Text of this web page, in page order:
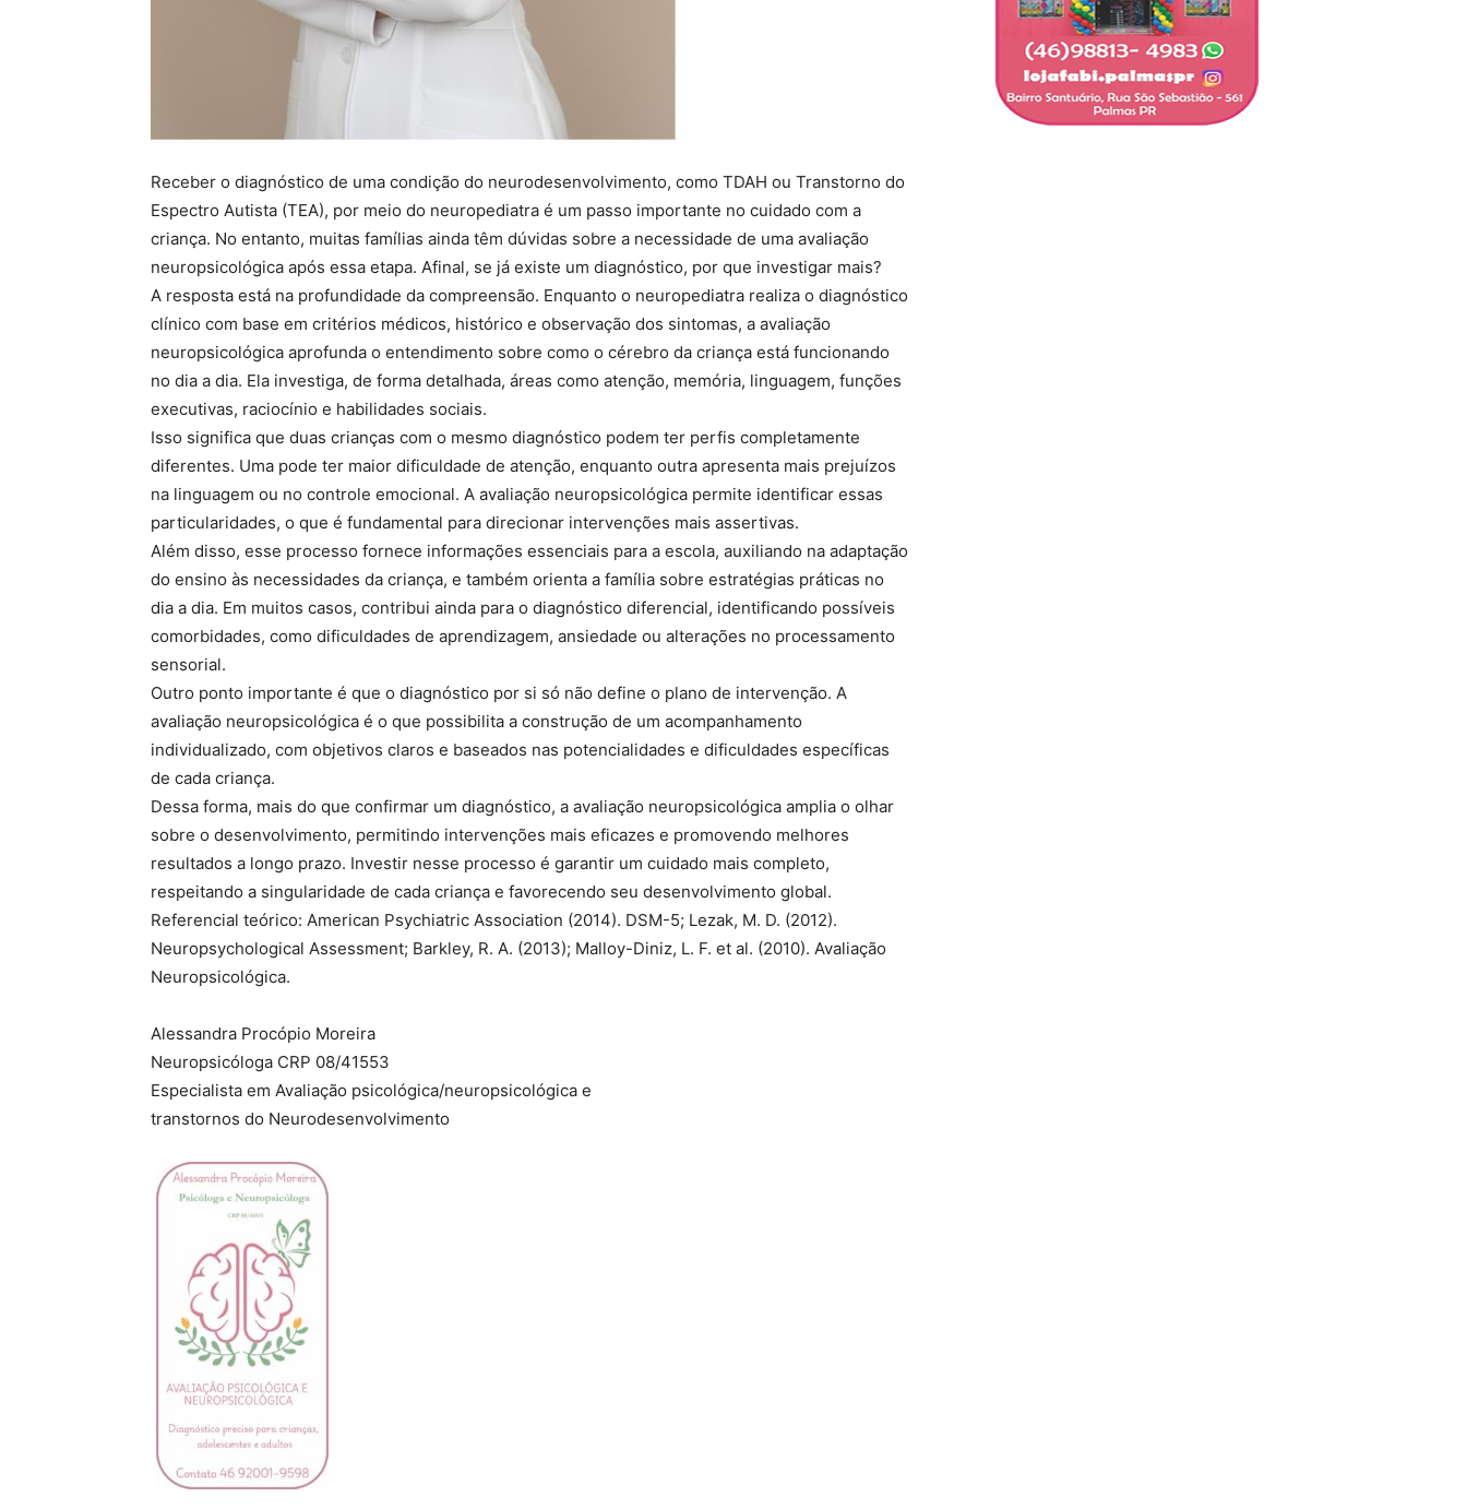
Receber o diagnóstico de uma condição do neurodesenvolvimento, como TDAH ou Transtorno do
Espectro Autista (TEA), por meio do neuropediatra é um passo importante no cuidado com a
criança. No entanto, muitas famílias ainda têm dúvidas sobre a necessidade de uma avaliação
neuropsicológica após essa etapa. Afinal, se já existe um diagnóstico, por que investigar mais?
A resposta está na profundidade da compreensão. Enquanto o neuropediatra realiza o diagnóstico
clínico com base em critérios médicos, histórico e observação dos sintomas, a avaliação
neuropsicológica aprofunda o entendimento sobre como o cérebro da criança está funcionando
no dia a dia. Ela investiga, de forma detalhada, áreas como atenção, memória, linguagem, funções
executivas, raciocínio e habilidades sociais.
Isso significa que duas crianças com o mesmo diagnóstico podem ter perfis completamente
diferentes. Uma pode ter maior dificuldade de atenção, enquanto outra apresenta mais prejuízos
na linguagem ou no controle emocional. A avaliação neuropsicológica permite identificar essas
particularidades, o que é fundamental para direcionar intervenções mais assertivas.
Além disso, esse processo fornece informações essenciais para a escola, auxiliando na adaptação
do ensino às necessidades da criança, e também orienta a família sobre estratégias práticas no
dia a dia. Em muitos casos, contribui ainda para o diagnóstico diferencial, identificando possíveis
comorbidades, como dificuldades de aprendizagem, ansiedade ou alterações no processamento
sensorial.
Outro ponto importante é que o diagnóstico por si só não define o plano de intervenção. A
avaliação neuropsicológica é o que possibilita a construção de um acompanhamento
individualizado, com objetivos claros e baseados nas potencialidades e dificuldades específicas
de cada criança.
Dessa forma, mais do que confirmar um diagnóstico, a avaliação neuropsicológica amplia o olhar
sobre o desenvolvimento, permitindo intervenções mais eficazes e promovendo melhores
resultados a longo prazo. Investir nesse processo é garantir um cuidado mais completo,
respeitando a singularidade de cada criança e favorecendo seu desenvolvimento global.
Referencial teórico: American Psychiatric Association (2014). DSM-5; Lezak, M. D. (2012).
Neuropsychological Assessment; Barkley, R. A. (2013); Malloy-Diniz, L. F. et al. (2010). Avaliação
Neuropsicológica.
Alessandra Procópio Moreira
Neuropsicóloga CRP 08/41553
Especialista em Avaliação psicológica/neuropsicológica e
transtornos do Neurodesenvolvimento